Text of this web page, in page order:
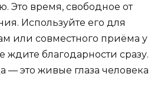
Это время, свободное от
Используйте его для
или совместного приёма у
ждите благодарности сразу.
— это живые глаза человека